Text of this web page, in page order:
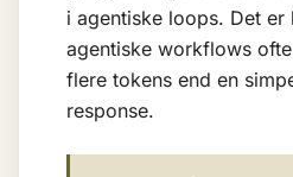
i agentiske loops. Det
agentiske workflows
flere tokens end en
response.